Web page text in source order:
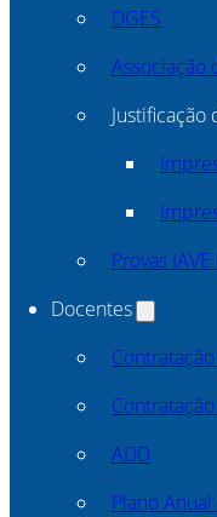
DGES
Associação
Justificação
Provas
Docentes
ADD
Plano